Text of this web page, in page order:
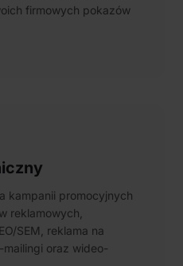
firmowych pokazów
kampanii promocyjnych
reklamowych,
SEM, reklama na
oraz wideo-